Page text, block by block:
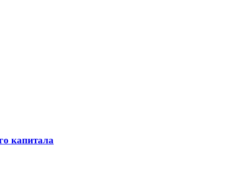
капитала